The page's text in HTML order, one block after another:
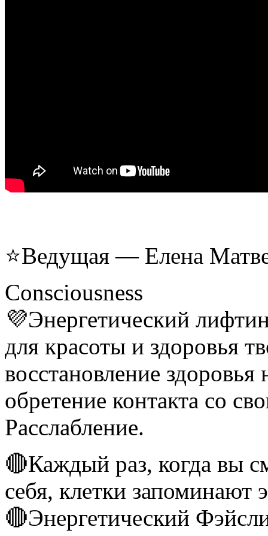
⭐Ведущая — Елена
Сonsciousness
💜Энергетический
для красоты и здоровья
восстановление
обретение контакта со
Расслабление.
🔴Каждый раз, когда вы
себя, клетки запоминают
🔴Энергетический